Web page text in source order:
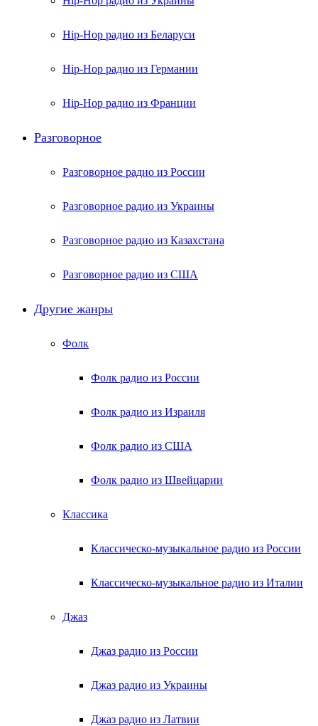
Hip-Hop радио из Беларуси
Hip-Hop радио из Германии
Hip-Hop радио из Франции
Разговорное
Разговорное радио из России
Разговорное радио из Украины
Разговорное радио из Казахстана
Разговорное радио из США
Другие жанры
Фолк
Фолк радио из России
Фолк радио из Израиля
Фолк радио из США
Фолк радио из Швейцарии
Классика
Классическо-музыкальное радио из России
Классическо-музыкальное радио из Италии
Джаз
Джаз радио из России
Джаз радио из Украины
Джаз радио из Латвии